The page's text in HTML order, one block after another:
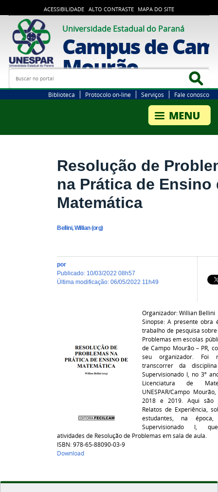
ACESSIBILIDADE ALTO CONTRASTE MAPA DO SITE
Universidade Estadual do Paraná
Campus de
Mourão
Busca
Biblioteca Protocolo on-line Serviços Fale conosco
Resolução de
na Prática de Ensino
Matemática
Bellini, Willian (org)
por
publicado: 10/03/2022 08h57
última modificação:06/05/2022 11h49
Organizador: Willian Bellini
Sinopse: A presente obra
trabalho de pesquisa
Problemas em escolas
de Campo Mourão – PR,
seu organizador. Foi
transcorrer da
Supervisionado I, no 3º
Licenciatura de
UNESPAR/Campo
2018 e 2019. Aqui são
Relatos de Experiência,
estudantes, na
Supervisionado I,
atividades de Resolução de Problemas em sala de aula.
ISBN: 978-65-88090-03-9
Download